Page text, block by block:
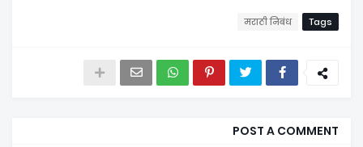
Tags
मराठी निबंध
POST A COMMENT